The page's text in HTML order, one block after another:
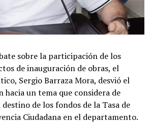
sobre la participación de los
de inauguración de obras, el
Sergio Barraza Mora, desvió el
hacia un tema que considera de
de los fondos de la Tasa de
Ciudadana en el departamento.